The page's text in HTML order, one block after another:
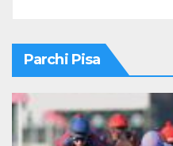
Parchi Pisa